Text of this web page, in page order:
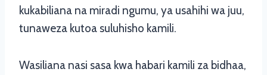
kukabiliana na miradi ngumu, ya usahihi wa juu,
tunaweza kutoa suluhisho kamili.
Wasiliana nasi sasa kwa habari kamili za bidhaa,